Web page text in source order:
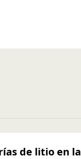
de litio en la